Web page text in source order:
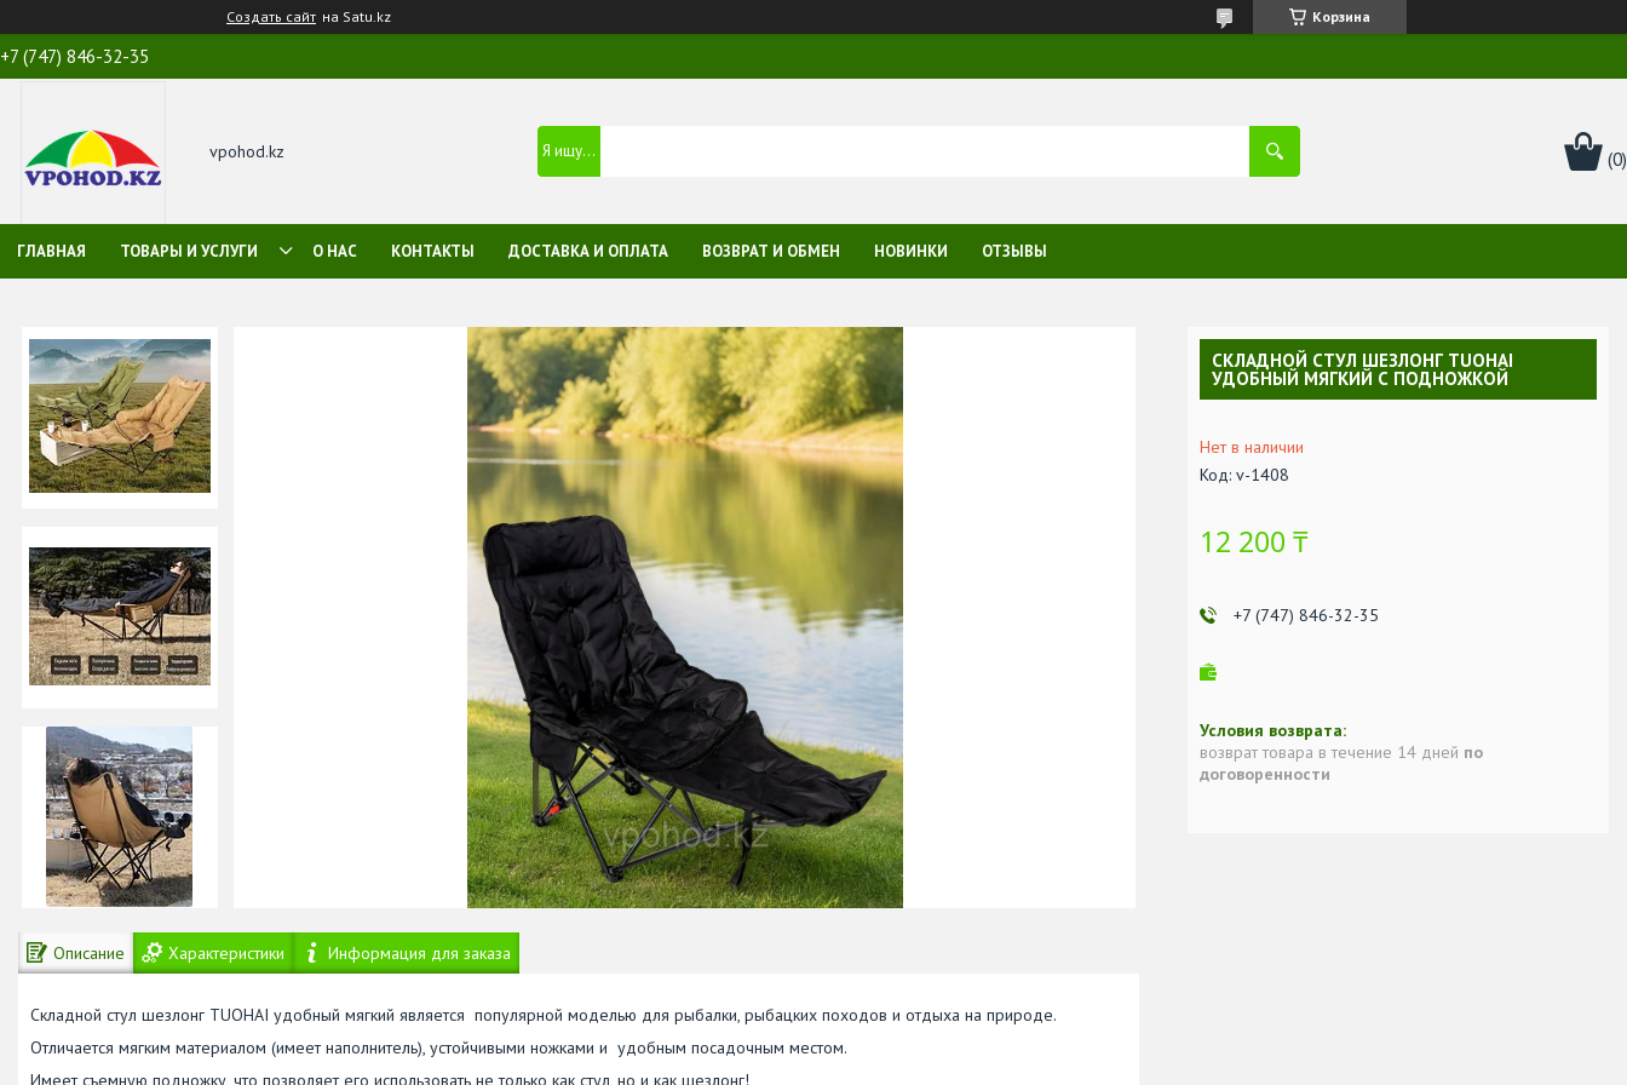
Создать сайт на Satu.kz Корзина
+7 (747) 846-32-35
vpohod.kz
ГЛАВНАЯ ТОВАРЫ И УСЛУГИ О НАС КОНТАКТЫ ДОСТАВКА И ОПЛАТА ВОЗВРАТ И ОБМЕН НОВИНКИ ОТЗЫВЫ
Описание Характеристики Информация для заказа
Складной стул шезлонг TUOHAI удобный мягкий является популярной моделью для рыбалки, рыбацких походов и отдыха на природе.
Отличается мягким материалом (имеет наполнитель), устойчивыми ножками и удобным посадочным местом.
Имеет съемную подножку, что позволяет его использовать не только как стул, но и как шезлонг!
СКЛАДНОЙ СТУЛ ШЕЗЛОНГ TUOHAI
УДОБНЫЙ МЯГКИЙ С ПОДНОЖКОЙ
Нет в наличии
Код: v-1408
12 200 ₸
+7 (747) 846-32-35
возврат товара в течение 14 дней по
договоренности